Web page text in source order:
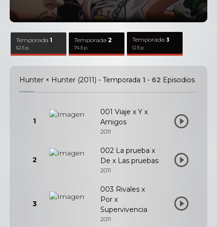
Temporada1
62 Ep.
Temporada2
74 Ep.
Temporada3
12 Ep.
Hunter × Hunter (2011) - Temporada 1 - 62 Episodios
1
001 Viaje x Y x
Amigos
2011
2
002 La prueba x
De x Las pruebas
2011
3
003 Rivales x
Por x
Supervivencia
2011